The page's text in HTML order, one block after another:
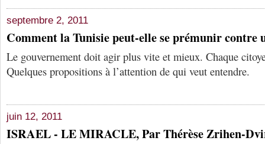
septembre 2, 2011
Comment la Tunisie peut-elle se prémunir contre
Le gouvernement doit agir plus vite et mieux. Chaque
Quelques propositions à l’attention de qui veut entendre.
juin 12, 2011
ISRAEL - LE MIRACLE, Par Thérèse Zrihen-